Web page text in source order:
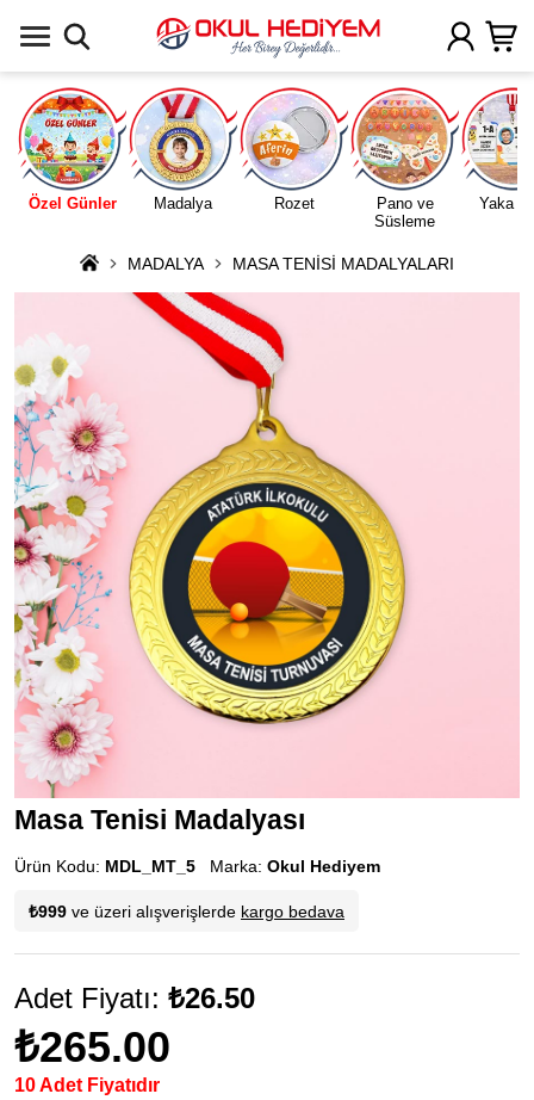
Özel Günler Madalya Rozet
Pano ve
Süsleme
Yaka
MADALYA MASA TENİSİ MADALYALARI
Masa Tenisi Madalyası
Ürün Kodu: MDL_MT_5 Marka: Okul Hediyem
₺999 ve üzeri alışverişlerde kargo bedava
Adet Fiyatı: ₺26.50
₺265.00
10 Adet Fiyatıdır
Uygulamada Aç